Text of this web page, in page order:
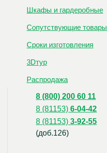
Шкафы и гардеробные
Сопутствующие товары
Сроки изготовления
3Dтур
Распродажа
8 (800) 200 60 11
8 (81153) 6-04-42
8 (81153) 3-92-55
(доб.126)